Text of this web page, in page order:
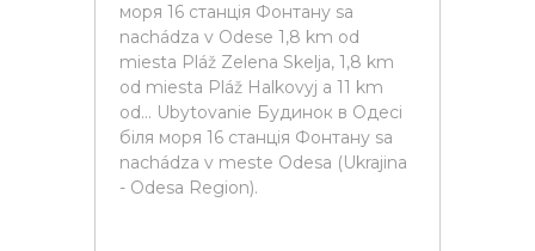
моря 16 станція Фонтану sa
nachádza v Odese 1,8 km od
miesta Pláž Zelena Skelja, 1,8 km
od miesta Pláž Halkovyj a 11 km
od... Ubytovanie Будинок в Одесі
біля моря 16 станція Фонтану sa
nachádza v meste Odesa (Ukrajina
- Odesa Region).